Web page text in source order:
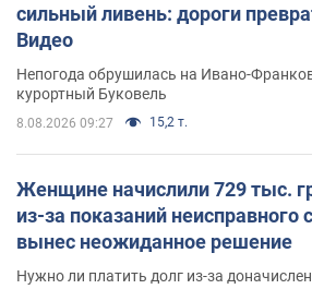
сильный ливень: дороги
Видео
Непогода обрушилась на Ивано-
курортный Буковель
8.08.2026 09:27 15,2 т.
Женщине начислили 729 тыс.
из-за показаний неисправного
вынес неожиданное решение
Нужно ли платить долг из-за